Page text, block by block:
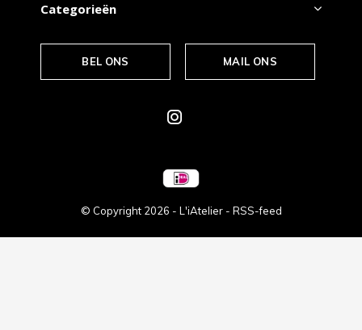
Categorieën
BEL ONS MAIL ONS
© Copyright 2026 - L'iAtelier - RSS-feed